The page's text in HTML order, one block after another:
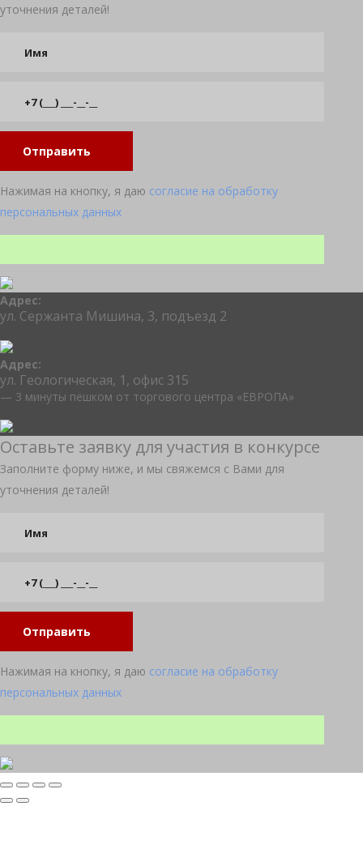
уточнения деталей!
Отправить
Нажимая на кнопку, я даю согласие на обработку
персональных данных
Адрес:
ул. Сержанта Мишина, 3, подъезд 2
Адрес:
ул. Геологическая, 1, офис 315
— 3 минуты пешком от торгового центра «ЕВРОПА»
Оставьте заявку для участия в конкурсе
Заполните форму ниже, и мы свяжемся с Вами для
уточнения деталей!
Отправить
Нажимая на кнопку, я даю согласие на обработку
персональных данных
Прокрутка
вверх